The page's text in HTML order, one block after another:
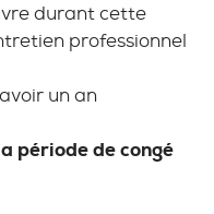
durant cette
professionnel
un an
période de congé